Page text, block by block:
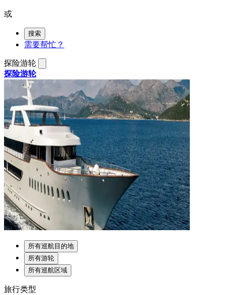
或
搜索
需要帮忙？
探险游轮
探险游轮
所有巡航目的地
所有游轮
所有巡航区域
旅行类型